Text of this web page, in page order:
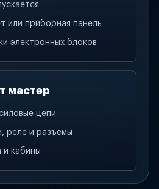
или приборная панель
электронных блоков
мастер
цепи
реле и разъемы
и кабины